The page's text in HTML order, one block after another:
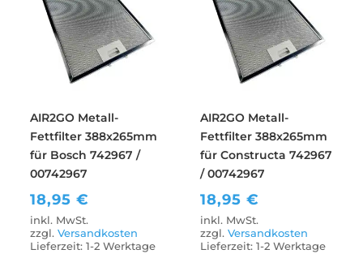
AIR2GO Metall-
Fettfilter 388x265mm
für Bosch 742967 /
00742967
18,95€
inkl. MwSt.
zzgl.Versandkosten
Lieferzeit:1-2 Werktage
AIR2GO Metall-
Fettfilter 388x265mm
für Constructa 742967
/ 00742967
18,95€
inkl. MwSt.
zzgl.Versandkosten
Lieferzeit:1-2 Werktage